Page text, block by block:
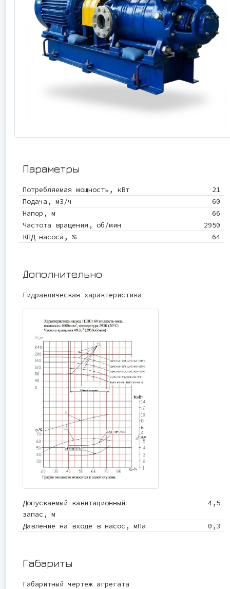
Параметры
Потребляемая мощность, кВт
21
Подача, м3/ч
60
Напор, м
66
Частота вращения, об/мин
2950
КПД насоса, %
64
Дополнительно
Гидравлическая характеристика
Допускаемый кавитационный
запас, м
4,5
Давление на входе в насос, мПа 0,3
Габариты
Габаритный чертеж агрегата